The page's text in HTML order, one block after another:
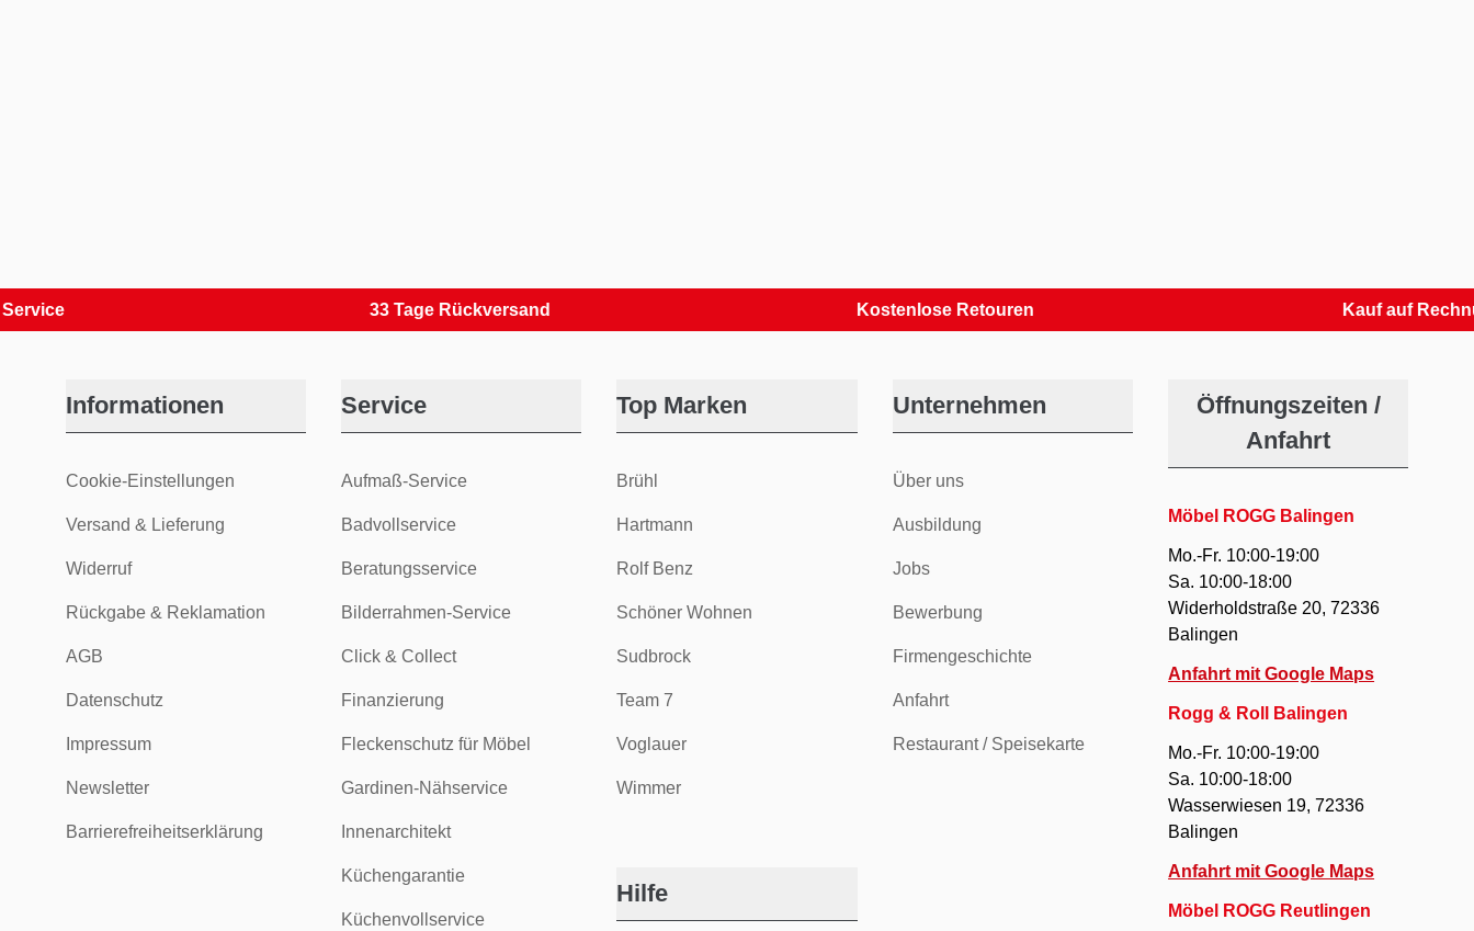
33 Tage Rückversand Kostenlose Retouren Kauf auf Rechnung
Informationen
Cookie-Einstellungen
Versand & Lieferung
Widerruf
Rückgabe & Reklamation
AGB
Datenschutz
Impressum
Newsletter
Barrierefreiheitserklärung
Service
Aufmaß-Service
Badvollservice
Beratungsservice
Bilderrahmen-Service
Click & Collect
Finanzierung
Fleckenschutz für Möbel
Gardinen-Nähservice
Innenarchitekt
Küchengarantie
Küchenvollservice
Top Marken
Brühl
Hartmann
Rolf Benz
Schöner Wohnen
Sudbrock
Team 7
Voglauer
Wimmer
Hilfe
Unternehmen
Über uns
Ausbildung
Jobs
Bewerbung
Firmengeschichte
Anfahrt
Restaurant / Speisekarte
Öffnungszeiten /
Anfahrt
Möbel ROGG Balingen
Mo.-Fr. 10:00-19:00
Sa. 10:00-18:00
Widerholdstraße 20, 72336
Balingen
Anfahrt mit Google Maps
Rogg & Roll Balingen
Mo.-Fr. 10:00-19:00
Sa. 10:00-18:00
Wasserwiesen 19, 72336
Balingen
Anfahrt mit Google Maps
Möbel ROGG Reutlingen